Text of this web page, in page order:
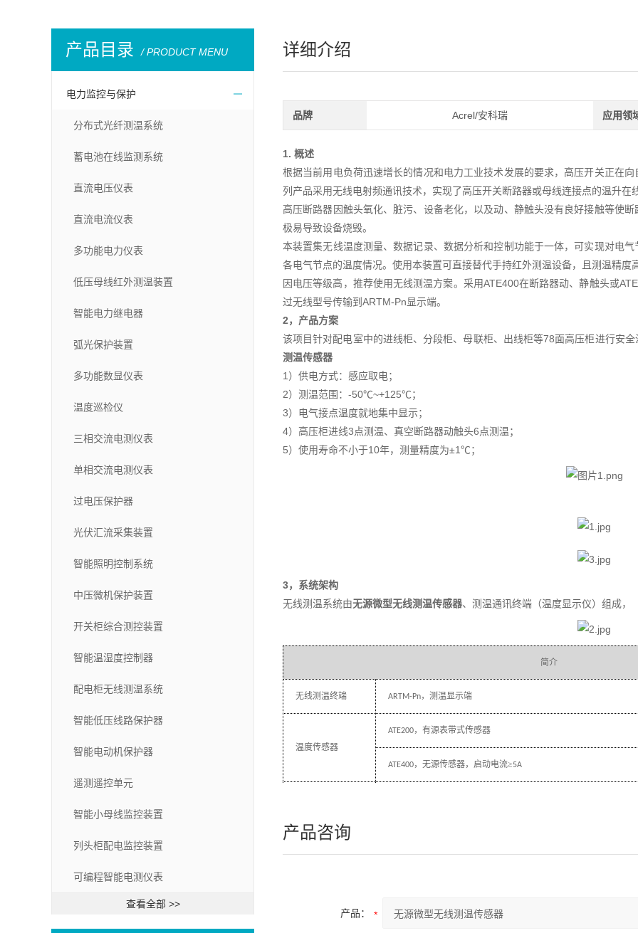
产品目录 / PRODUCT MENU
电力监控与保护
分布式光纤测温系统
蓄电池在线监测系统
直流电压仪表
直流电流仪表
多功能电力仪表
低压母线红外测温装置
智能电力继电器
弧光保护装置
多功能数显仪表
温度巡检仪
三相交流电测仪表
单相交流电测仪表
过电压保护器
光伏汇流采集装置
智能照明控制系统
中压微机保护装置
开关柜综合测控装置
智能温湿度控制器
配电柜无线测温系统
智能低压线路保护器
智能电动机保护器
遥测遥控单元
智能小母线监控装置
列头柜配电监控装置
可编程智能电测仪表
查看全部 >>
详细介绍
品牌 Acrel/安科瑞 应用领
1. 概述
根据当前用电负荷迅速增长的情况和电力工业技术发展的要求，高压开关正在
列产品采用无线电射频通讯技术，实现了高压开关断路器或母线连接点的温升在
高压断路器因触头氧化、脏污、设备老化，以及动、静触头没有良好接触等使
极易导致设备烧毁。
本装置集无线温度测量、数据记录、数据分析和控制功能于一体，可实现对电
各电气节点的温度情况。使用本装置可直接替代手持红外测温设备，且测温精度
因电压等级高，推荐使用无线测温方案。采用ATE400在断路器动、静触头或
过无线型号传输到ARTM-Pn显示端。
2，产品方案
该项目针对配电室中的进线柜、分段柜、母联柜、出线柜等78面高压柜进行安
测温传感器
1）供电方式：感应取电；
2）测温范围：-50℃~+125℃；
3）电气接点温度就地集中显示；
4）高压柜进线3点测温、真空断路器动触头6点测温；
5）使用寿命不小于10年，测量精度为±1℃；
3，系统架构
无线测温系统由无源微型无线测温传感器、测温通讯终端（温度显示仪）组成，
简介
无线测温终端 ARTM-Pn，测温显示端
温度传感器
ATE200，有源表带式传感器
ATE400，无源传感器，启动电流≥5A
产品咨询
产品：